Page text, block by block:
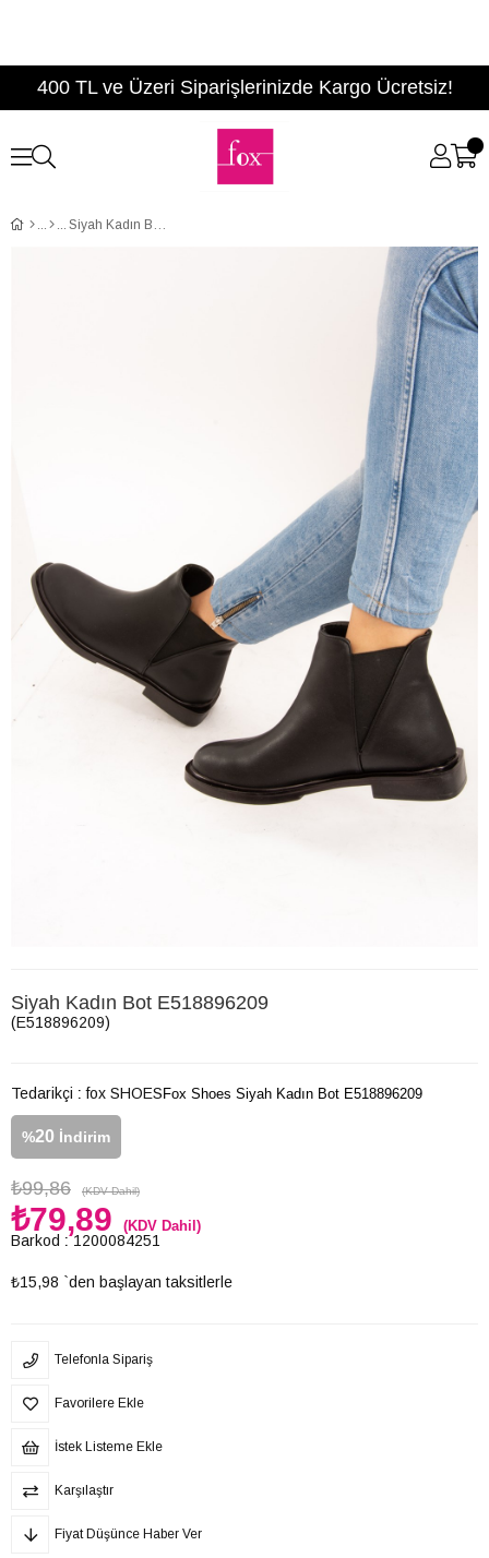
400 TL ve Üzeri Siparişlerinizde Kargo Ücretsiz!
Siyah Kadın Bot E518896209
Siyah Kadın Bot E518896209
(E518896209)
Tedarikçi : fox SHOES
%20 İndirim
₺99,86 (KDV Dahil)
₺79,89 (KDV Dahil)
Barkod : 1200084251
₺15,98 `den başlayan taksitlerle
Fox Shoes Siyah Kadın Bot E518896209
Telefonla Sipariş
Favorilere Ekle
İstek Listeme Ekle
Karşılaştır
Fiyat Düşünce Haber Ver